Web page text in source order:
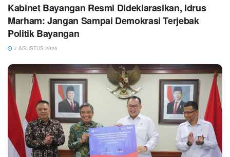
Kabinet Bayangan Resmi Dideklarasikan, Idrus
Marham: Jangan Sampai Demokrasi Terjebak
Politik Bayangan
7 AGUSTUS 2026